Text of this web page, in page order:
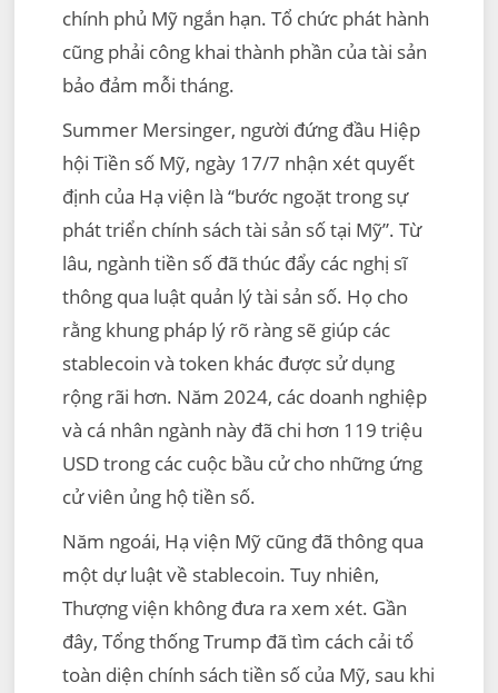
chính phủ Mỹ ngắn hạn. Tổ chức phát hành
cũng phải công khai thành phần của tài sản
bảo đảm mỗi tháng.
Summer Mersinger, người đứng đầu Hiệp
hội Tiền số Mỹ, ngày 17/7 nhận xét quyết
định của Hạ viện là “bước ngoặt trong sự
phát triển chính sách tài sản số tại Mỹ”. Từ
lâu, ngành tiền số đã thúc đẩy các nghị sĩ
thông qua luật quản lý tài sản số. Họ cho
rằng khung pháp lý rõ ràng sẽ giúp các
stablecoin và token khác được sử dụng
rộng rãi hơn. Năm 2024, các doanh nghiệp
và cá nhân ngành này đã chi hơn 119 triệu
USD trong các cuộc bầu cử cho những ứng
cử viên ủng hộ tiền số.
Năm ngoái, Hạ viện Mỹ cũng đã thông qua
một dự luật về stablecoin. Tuy nhiên,
Thượng viện không đưa ra xem xét. Gần
đây, Tổng thống Trump đã tìm cách cải tổ
toàn diện chính sách tiền số của Mỹ, sau khi